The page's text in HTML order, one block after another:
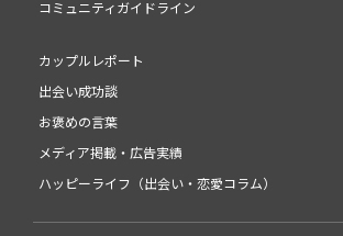
コミュニティガイドライン
カップルレポート
出会い成功談
お褒めの言葉
メディア掲載・広告実績
ハッピーライフ（出会い・恋愛コラム）